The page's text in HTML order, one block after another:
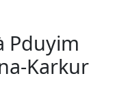
Pduyim
Karkur